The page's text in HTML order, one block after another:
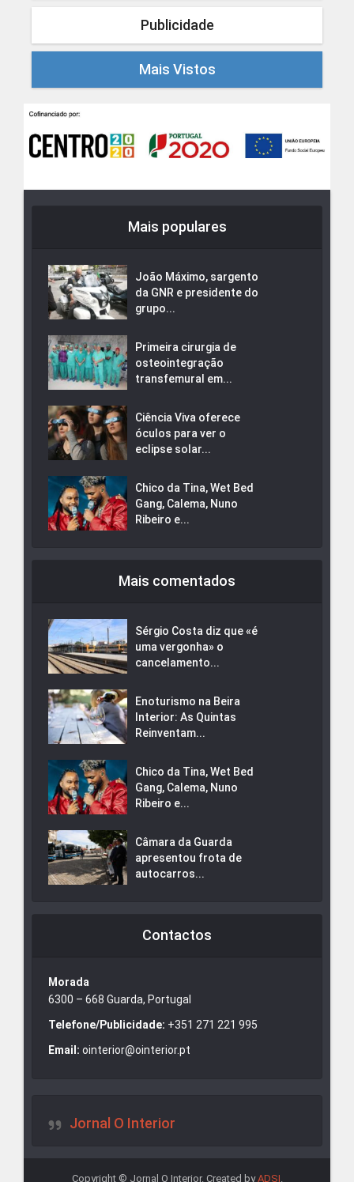
Publicidade
Mais Vistos
Mais populares
João Máximo, sargento
da GNR e presidente do
grupo...
Primeira cirurgia de
osteointegração
transfemural em...
Ciência Viva oferece
óculos para ver o
eclipse solar...
Chico da Tina, Wet Bed
Gang, Calema, Nuno
Ribeiro e...
Mais comentados
Sérgio Costa diz que «é
uma vergonha» o
cancelamento...
Enoturismo na Beira
Interior: As Quintas
Reinventam...
Chico da Tina, Wet Bed
Gang, Calema, Nuno
Ribeiro e...
Câmara da Guarda
apresentou frota de
autocarros...
Contactos
Morada
6300 – 668 Guarda, Portugal
Telefone/Publicidade: +351 271 221 995
Email: ointerior@ointerior.pt
Jornal O Interior
Copyright © Jornal O Interior. Created byADSI